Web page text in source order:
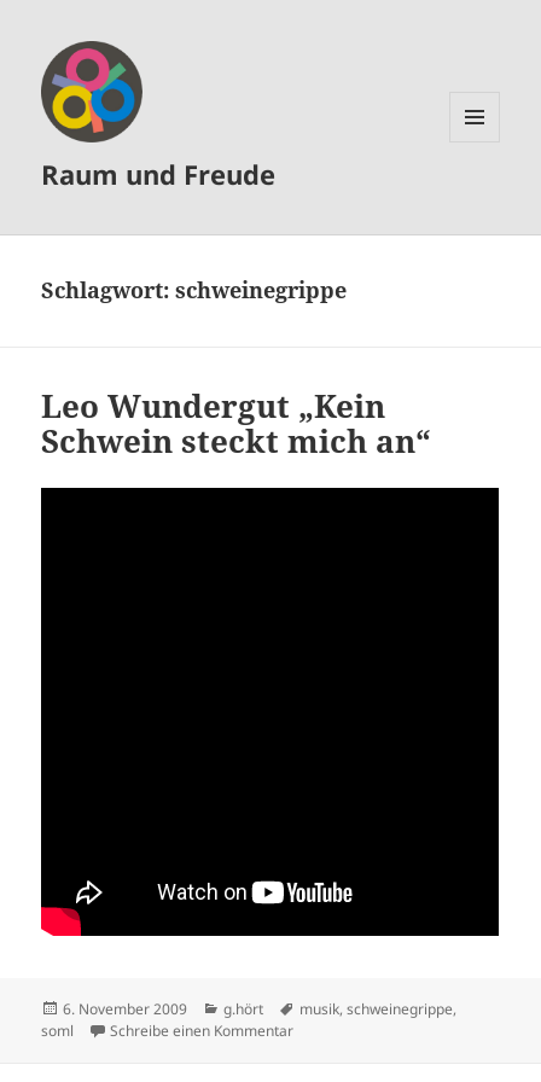
Raum und Freude
Schlagwort:schweinegrippe
Leo Wundergut „Kein
Schwein steckt mich an“
Veröffentlicht
am
6. November 2009 Kategorien
g.hört Schlagwörter
musik,schweinegrippe,
soml
Schreibe einen Kommentarzu Leo Wundergut „Kein Schwein